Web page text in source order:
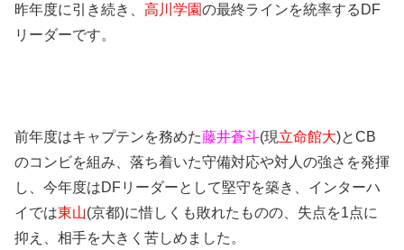
昨年度に引き続き、 高川学園の最終ラインを統率するDF
リーダーです。
前年度はキャプテンを務めた藤井蒼斗(現立命館大)とCB
のコンビを組み、落ち着いた守備対応や対人の強さを発揮
し、今年度はDFリーダーとして堅守を築き、インターハ
イでは東山(京都)に惜しくも敗れたものの、失点を1点に
抑え、相手を大きく苦しめました。